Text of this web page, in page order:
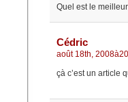
Quel est le
Cédric
août 18th,
çà c’est un article